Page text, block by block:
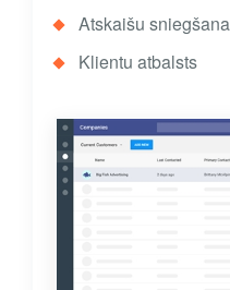
Atskaišu
Klientu atbalsts